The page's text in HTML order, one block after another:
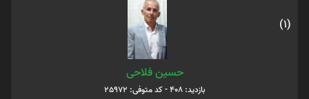
(1)
حسین فلاحی
بازدید: 408 - کد متوفی: 25972